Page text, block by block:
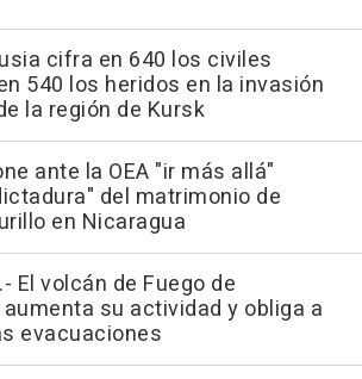
cifra en 640 los civiles
540 los heridos en la invasión
la región de Kursk
ante la OEA "ir más allá"
del matrimonio de
en Nicaragua
El volcán de Fuego de
su actividad y obliga a
evacuaciones